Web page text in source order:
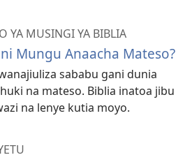
YA MUSINGI YA BIBLIA
Mungu Anaacha Mateso?
sababu gani dunia
na mateso. Biblia inatoa jibu
na lenye kutia moyo.